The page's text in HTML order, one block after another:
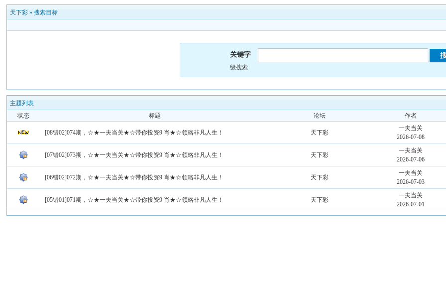
天下彩 »搜索目标
关键字
级搜索
主题列表
状态
标题 论坛 作者
[08错02]074期，☆★一夫当关★☆带你投资9 肖★☆领略非凡人生！ 天下彩
一夫当关
2026-07-08
[07错02]073期，☆★一夫当关★☆带你投资9 肖★☆领略非凡人生！ 天下彩
一夫当关
2026-07-06
[06错02]072期，☆★一夫当关★☆带你投资9 肖★☆领略非凡人生！ 天下彩
一夫当关
2026-07-03
[05错01]071期，☆★一夫当关★☆带你投资9 肖★☆领略非凡人生！ 天下彩
一夫当关
2026-07-01